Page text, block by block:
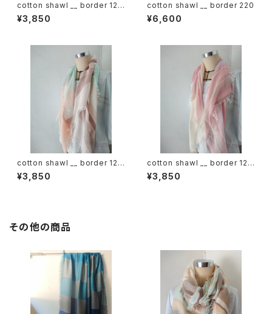
cotton shawl __ border 120
蒲公英w
¥3,850
cotton shawl __ border 220
¥6,600
cotton shawl __ border 120
春麗w
¥3,850
cotton shawl __ border 120
桜花w
¥3,850
その他の商品